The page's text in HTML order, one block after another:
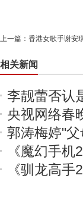
上一篇： 香港女歌手谢安
相关新闻
李靓蕾否认
央视网络春
郭涛梅婷"
《魔幻手
《驯龙高